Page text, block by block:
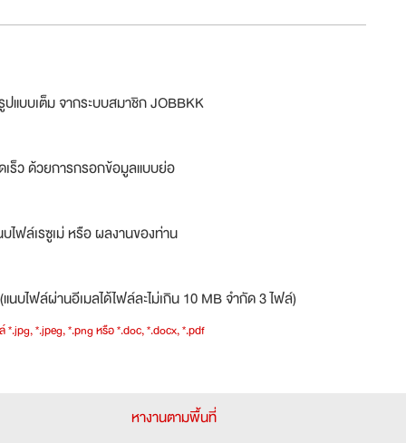
ปแบบเต็ม จากระบบสมาชิก JOBBKK
เร็ว ด้วยการกรอกข้อมูลแบบย่อ
ไฟล์เรซูเม่ หรือ ผลงานของท่าน
นบไฟล์ผ่านอีเมลได้ไฟล์ละไม่เกิน 10 MB จำกัด 3 ไฟล์)
*.jpg, *.jpeg, *.png หรือ *.doc, *.docx, *.pdf
หางานตามพื้นที่